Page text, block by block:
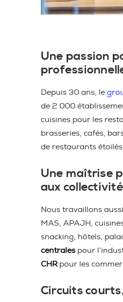
Une passion
Depuis 30 ans, le
de 2 000
cuisines pour les
brasseries, cafés,
de restaurants étoilés…
Une maîtrise
aux
Nous travaillons
MAS, APAJH,
snacking, hôtels,
centrales pour
CHR pour les
Circuits